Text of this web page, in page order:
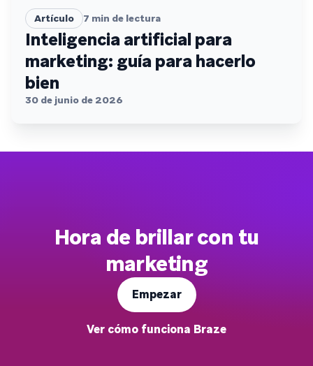
Artículo 7 min de lectura
Inteligencia artificial para
marketing: guía para hacerlo
bien
30 de junio de 2026
Hora de brillar con tu
marketing
Empezar
Ver cómo funciona Braze